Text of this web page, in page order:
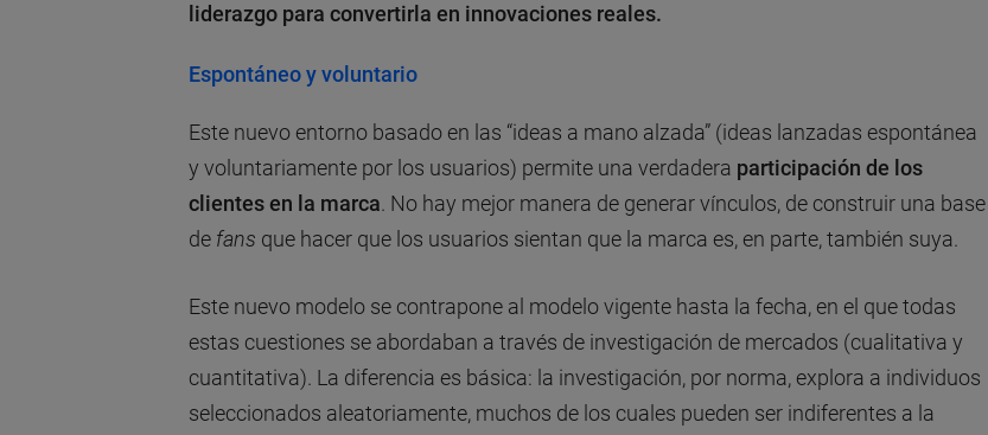
liderazgo para convertirla en innovaciones reales.
Espontáneo y voluntario
Este nuevo entorno basado en las “ideas a mano alzada” (ideas lanzadas espontánea
y voluntariamente por los usuarios) permite una verdadera participación de los
clientes en la marca . No hay mejor manera de generar vínculos, de construir una base
de fans que hacer que los usuarios sientan que la marca es, en parte, también suya.
Este nuevo modelo se contrapone al modelo vigente hasta la fecha, en el que todas
estas cuestiones se abordaban a través de investigación de mercados (cualitativa y
cuantitativa). La diferencia es básica: la investigación, por norma, explora a individuos
seleccionados aleatoriamente, muchos de los cuales pueden ser indiferentes a la